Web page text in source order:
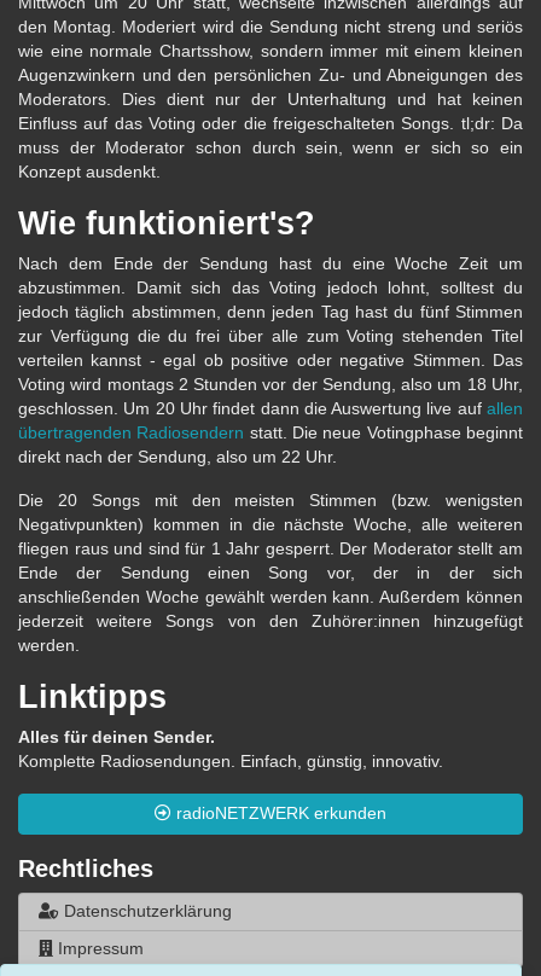
den Montag. Moderiert wird die Sendung nicht streng und seriös
wie eine normale Chartsshow, sondern immer mit einem kleinen
Augenzwinkern und den persönlichen Zu- und Abneigungen des
Moderators. Dies dient nur der Unterhaltung und hat keinen
Einfluss auf das Voting oder die freigeschalteten Songs. tl;dr: Da
muss der Moderator schon durch sein, wenn er sich so ein
Konzept ausdenkt.
Wie funktioniert's?
Nach dem Ende der Sendung hast du eine Woche Zeit um
abzustimmen. Damit sich das Voting jedoch lohnt, solltest du
jedoch täglich abstimmen, denn jeden Tag hast du fünf Stimmen
zur Verfügung die du frei über alle zum Voting stehenden Titel
verteilen kannst - egal ob positive oder negative Stimmen. Das
Voting wird montags 2 Stunden vor der Sendung, also um 18 Uhr,
geschlossen. Um 20 Uhr findet dann die Auswertung live auf allen
übertragenden Radiosendern statt. Die neue Votingphase beginnt
direkt nach der Sendung, also um 22 Uhr.
Die 20 Songs mit den meisten Stimmen (bzw. wenigsten
Negativpunkten) kommen in die nächste Woche, alle weiteren
fliegen raus und sind für 1 Jahr gesperrt. Der Moderator stellt am
Ende der Sendung einen Song vor, der in der sich
anschließenden Woche gewählt werden kann. Außerdem können
jederzeit weitere Songs von den Zuhörer:innen hinzugefügt
werden.
Linktipps
Alles für deinen Sender.
Komplette Radiosendungen. Einfach, günstig, innovativ.
radioNETZWERK erkunden
Rechtliches
Datenschutzerklärung
Impressum